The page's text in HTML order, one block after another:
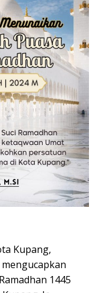
Kupang,
mengucapkan
1445